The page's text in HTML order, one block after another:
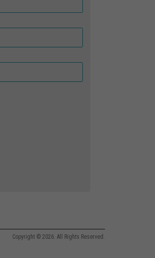
Copyright © 2026. All Rights Reserved.